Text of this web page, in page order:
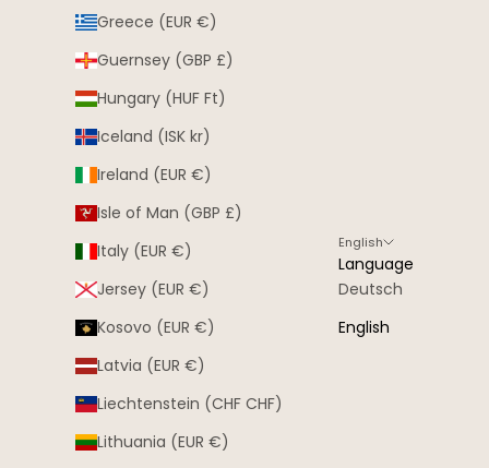
Greece (EUR €)
Guernsey (GBP £)
Hungary (HUF Ft)
Iceland (ISK kr)
Ireland (EUR €)
Isle of Man (GBP £)
Italy (EUR €)
Jersey (EUR €)
Kosovo (EUR €)
Latvia (EUR €)
Liechtenstein (CHF CHF)
Lithuania (EUR €)
English
Language
Deutsch
English